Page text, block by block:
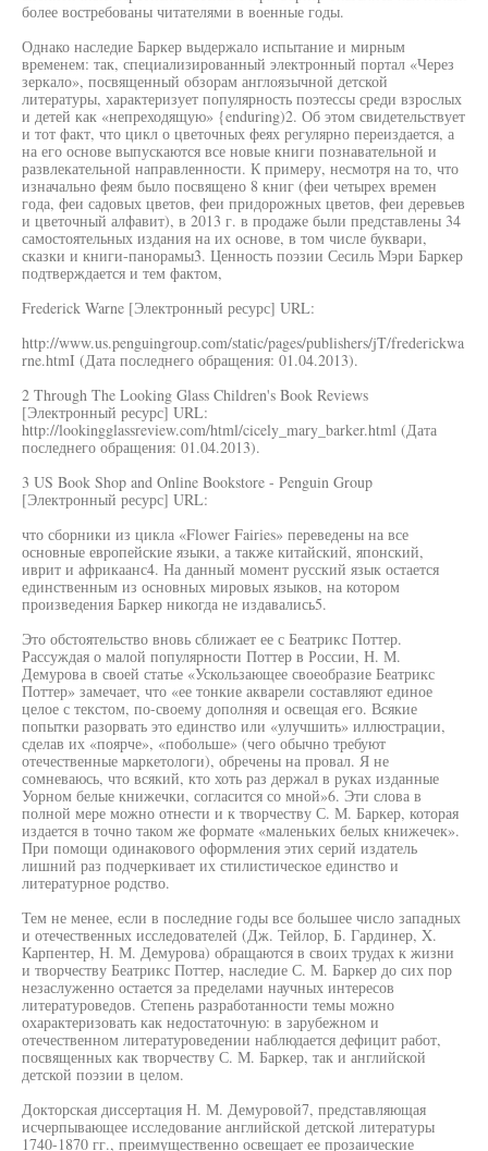
более востребованы читателями в военные годы.
Однако наследие Баркер выдержало испытание и мирным
временем: так, специализированный электронный портал «Через
зеркало», посвященный обзорам англоязычной детской
литературы, характеризует популярность поэтессы среди взрослых
и детей как «непреходящую» {enduring)2. Об этом свидетельствует
и тот факт, что цикл о цветочных феях регулярно переиздается, а
на его основе выпускаются все новые книги познавательной и
развлекательной направленности. К примеру, несмотря на то, что
изначально феям было посвящено 8 книг (феи четырех времен
года, феи садовых цветов, феи придорожных цветов, феи деревьев
и цветочный алфавит), в 2013 г. в продаже были представлены 34
самостоятельных издания на их основе, в том числе буквари,
сказки и книги-панорамы3. Ценность поэзии Сесиль Мэри Баркер
подтверждается и тем фактом,
Frederick Warne [Электронный ресурс] URL:
http://www.us.penguingroup.com/static/pages/publishers/jT/frederickwa
rne.htmI (Дата последнего обращения: 01.04.2013).
2 Through The Looking Glass Children's Book Reviews
[Электронный ресурс] URL:
http://lookingglassreview.com/html/cicely_mary_barker.html (Дата
последнего обращения: 01.04.2013).
3 US Book Shop and Online Bookstore - Penguin Group
[Электронный ресурс] URL:
что сборники из цикла «Flower Fairies» переведены на все
основные европейские языки, а также китайский, японский,
иврит и африкаанс4. На данный момент русский язык остается
единственным из основных мировых языков, на котором
произведения Баркер никогда не издавались5.
Это обстоятельство вновь сближает ее с Беатрикс Поттер.
Рассуждая о малой популярности Поттер в России, Н. М.
Демурова в своей статье «Ускользающее своеобразие Беатрикс
Поттер» замечает, что «ее тонкие акварели составляют единое
целое с текстом, по-своему дополняя и освещая его. Всякие
попытки разорвать это единство или «улучшить» иллюстрации,
сделав их «поярче», «побольше» (чего обычно требуют
отечественные маркетологи), обречены на провал. Я не
сомневаюсь, что всякий, кто хоть раз держал в руках изданные
Уорном белые книжечки, согласится со мной»6. Эти слова в
полной мере можно отнести и к творчеству С. М. Баркер, которая
издается в точно таком же формате «маленьких белых книжечек».
При помощи одинакового оформления этих серий издатель
лишний раз подчеркивает их стилистическое единство и
литературное родство.
Тем не менее, если в последние годы все большее число западных
и отечественных исследователей (Дж. Тейлор, Б. Гардинер, X.
Карпентер, Н. М. Демурова) обращаются в своих трудах к жизни
и творчеству Беатрикс Поттер, наследие С. М. Баркер до сих пор
незаслуженно остается за пределами научных интересов
литературоведов. Степень разработанности темы можно
охарактеризовать как недостаточную: в зарубежном и
отечественном литературоведении наблюдается дефицит работ,
посвященных как творчеству С. М. Баркер, так и английской
детской поэзии в целом.
Докторская диссертация Н. М. Демуровой7, представляющая
исчерпывающее исследование английской детской литературы
1740-1870 гг., преимущественно освещает ее прозаические